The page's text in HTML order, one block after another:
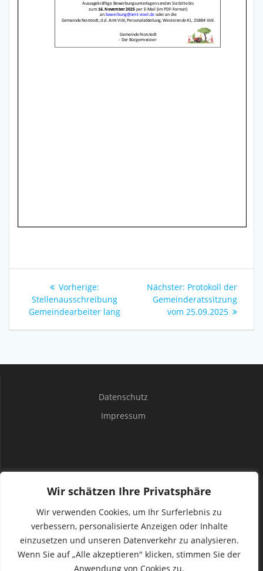
Wir schätzen Ihre Privatsphäre
Wir verwenden Cookies, um Ihr Surferlebnis zu
verbessern, personalisierte Anzeigen oder Inhalte
einzusetzen und unseren Datenverkehr zu analysieren.
Wenn Sie auf „Alle akzeptieren" klicken, stimmen Sie der
Anwendung von Cookies zu.
Beitragsnavigation
Vorherige:Vorheriger
Beitrag:
Stellenausschreibung
Gemeindearbeiter lang
Nächster: Nächster
Beitrag:
Protokoll der
Gemeinderatssitzung
vom 25.09.2025
Datenschutz
Impressum
Homepage der Gemeinde
Norstedt/Spinkebüll